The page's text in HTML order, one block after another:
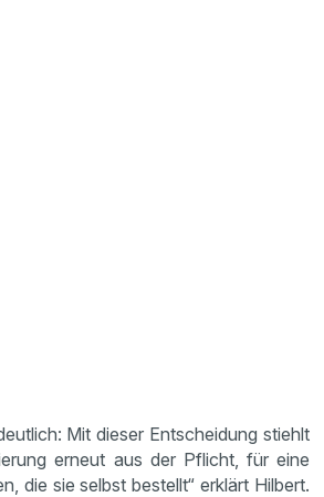
Mit dieser Entscheidung stiehlt
erneut aus der Pflicht, für eine
die sie selbst bestellt“ erklärt Hilbert.